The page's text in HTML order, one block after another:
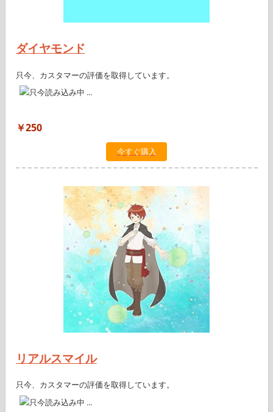
ダイヤモンド
只今、カスタマーの評価を取得しています。
￥250
今すぐ購入
リアルスマイル
只今、カスタマーの評価を取得しています。